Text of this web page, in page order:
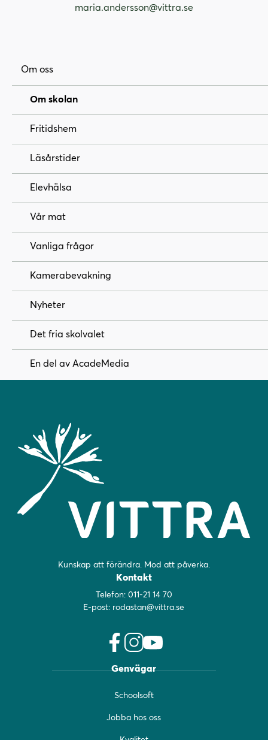
maria.andersson@vittra.se
Om oss
Om skolan
Fritidshem
Läsårstider
Elevhälsa
Vår mat
Vanliga frågor
Kamerabevakning
Nyheter
Det fria skolvalet
En del av AcadeMedia
Kunskap att förändra. Mod att påverka.
Kontakt
Telefon: 011-21 14 70
E-post: rodastan@vittra.se
a
e
o
n
t
g
o
t
b
Genvägar
Schoolsoft
Jobba hos oss